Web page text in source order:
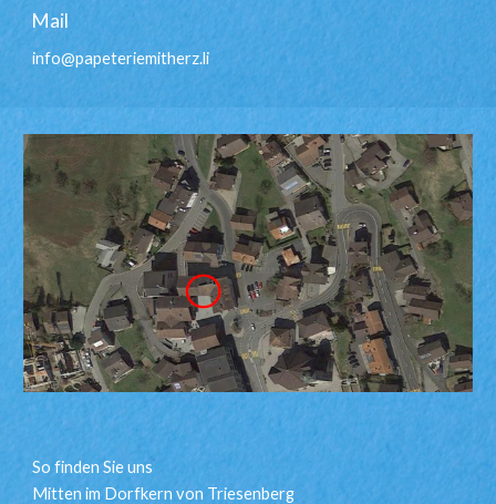
Mail
info@papeteriemitherz.li
So finden Sie uns
Mitten im Dorfkern von Triesenberg